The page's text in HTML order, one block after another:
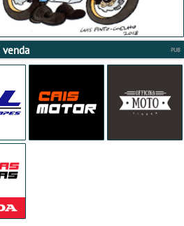
venda